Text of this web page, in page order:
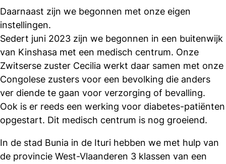
Daarnaast zijn we begonnen met onze eigen
instellingen.
Sedert juni 2023 zijn we begonnen in een buitenwijk
van Kinshasa met een medisch centrum. Onze
Zwitserse zuster Cecilia werkt daar samen met onze
Congolese zusters voor een bevolking die anders
ver diende te gaan voor verzorging of bevalling.
Ook is er reeds een werking voor diabetes-patiënten
opgestart. Dit medisch centrum is nog groeiend.
In de stad Bunia in de Ituri hebben we met hulp van
de provincie West-Vlaanderen 3 klassen van een